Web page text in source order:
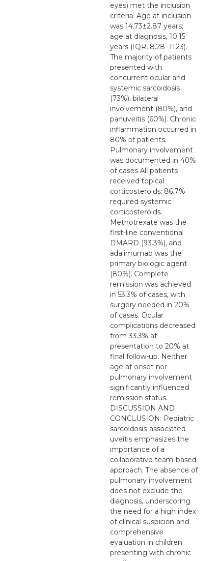
eyes) met the inclusion
criteria. Age at inclusion
was 14.73±2.87 years;
age at diagnosis, 10.15
years (IQR, 8.28–11.23).
The majority of patients
presented with
concurrent ocular and
systemic sarcoidosis
(73%), bilateral
involvement (80%), and
panuveitis (60%). Chronic
inflammation occurred in
80% of patients.
Pulmonary involvement
was documented in 40%
of cases All patients
received topical
corticosteroids; 86.7%
required systemic
corticosteroids.
Methotrexate was the
first-line conventional
DMARD (93.3%), and
adalimumab was the
primary biologic agent
(80%). Complete
remission was achieved
in 53.3% of cases, with
surgery needed in 20%
of cases. Ocular
complications decreased
from 33.3% at
presentation to 20% at
final follow-up. Neither
age at onset nor
pulmonary involvement
significantly influenced
remission status.
DISCUSSION AND
CONCLUSION: Pediatric
sarcoidosis-associated
uveitis emphasizes the
importance of a
collaborative team-based
approach. The absence of
pulmonary involvement
does not exclude the
diagnosis, underscoring
the need for a high index
of clinical suspicion and
comprehensive
evaluation in children
presenting with chronic